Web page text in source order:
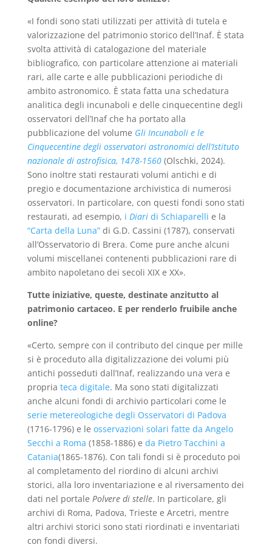
«I fondi sono stati utilizzati per attività di tutela e
valorizzazione del patrimonio storico dell’Inaf. È stata
svolta attività di catalogazione del materiale
bibliografico, con particolare attenzione ai materiali
rari, alle carte e alle pubblicazioni periodiche di
ambito astronomico. È stata fatta una schedatura
analitica degli incunaboli e delle cinquecentine degli
osservatori dell’Inaf che ha portato alla
pubblicazione del volume Gli Incunaboli e le
Cinquecentine degli osservatori astronomici dell’Istituto
nazionale di astrofisica, 1478-1560(Olschki, 2024).
Sono inoltre stati restaurati volumi antichi e di
pregio e documentazione archivistica di numerosi
osservatori. In particolare, con questi fondi sono stati
restaurati, ad esempio, i Diaridi Schiaparelli e la
“Carta della Luna”di G.D. Cassini (1787), conservati
all’Osservatorio di Brera. Come pure anche alcuni
volumi miscellanei contenenti pubblicazioni rare di
ambito napoletano dei secoli XIX e XX».
Tutte iniziative, queste, destinate anzitutto al
patrimonio cartaceo. E per renderlo fruibile anche
online?
«Certo, sempre con il contributo del cinque per mille
si è proceduto alla digitalizzazione dei volumi più
antichi posseduti dall’Inaf, realizzando una vera e
propria teca digitale. Ma sono stati digitalizzati
anche alcuni fondi di archivio particolari come le
serie metereologiche degli Osservatori di Padova
(1716-1796) e le osservazioni solari fatte da Angelo
Secchi a Roma (1858-1886) e da Pietro Tacchini a
Catania(1865-1876). Con tali fondi si è proceduto poi
al completamento del riordino di alcuni archivi
storici, alla loro inventariazione e al riversamento dei
dati nel portale Polvere di stelle. In particolare, gli
archivi di Roma, Padova, Trieste e Arcetri, mentre
altri archivi storici sono stati riordinati e inventariati
con fondi diversi.